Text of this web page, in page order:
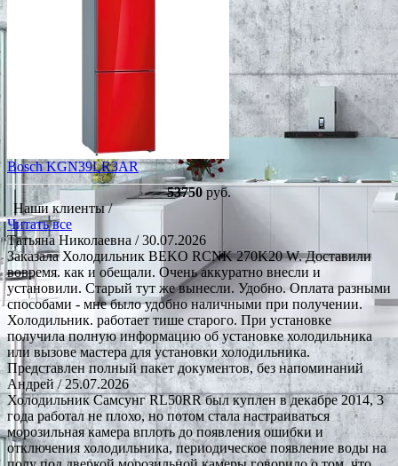
Bosch KGN39LR3AR
53750руб.
Наши клиенты /
Читать все
Татьяна Николаевна / 30.07.2026
Заказала Холодильник BEKO RCNK 270K20 W. Доставили
вовремя. как и обещали. Очень аккуратно внесли и
установили. Старый тут же вынесли. Удобно. Оплата разными
способами - мне было удобно наличными при получении.
Холодильник. работает тише старого. При установке
получила полную информацию об установке холодильника
или вызове мастера для установки холодильника.
Представлен полный пакет документов, без напоминаний
Андрей/ 25.07.2026
Холодильник Самсунг RL50RR был куплен в декабре 2014, 3
года работал не плохо, но потом стала настраиваться
морозильная камера вплоть до появления ошибки и
отключения холодильника, периодическое появление воды на